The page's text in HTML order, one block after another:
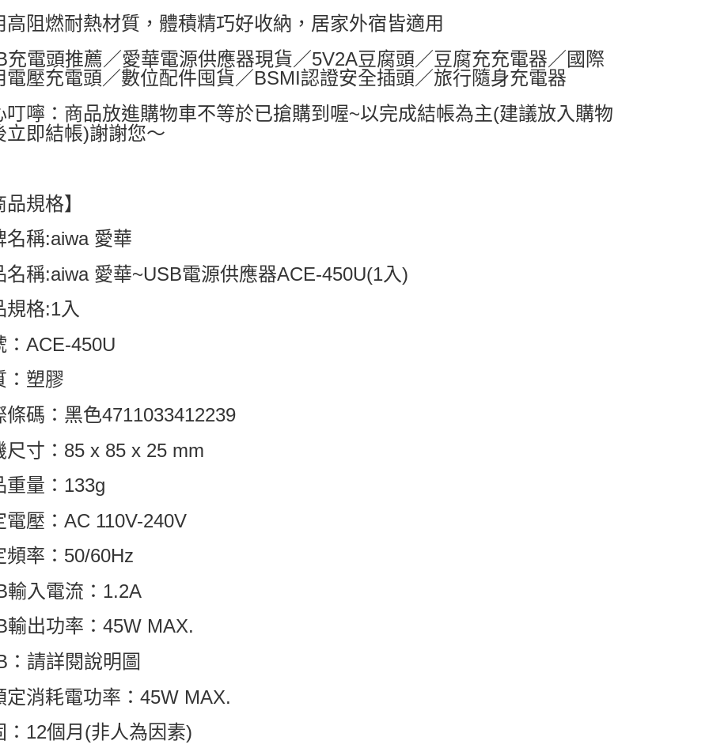
宅配
每筆NT$80，滿NT$799(含以上)免運費
國家/地區配送0330
高阻燃耐熱材質，體積精巧好收納，居家外宿皆適用
充電頭推薦／愛華電源供應器現貨／5V2A豆腐頭／豆腐充充電器／國際
電壓充電頭／數位配件囤貨／BSMI認證安全插頭／旅行隨身充電器
叮嚀：商品放進購物車不等於已搶購到喔~以完成結帳為主(建議放入購物
立即結帳)謝謝您～
品規格】
名稱:aiwa 愛華
名稱:aiwa 愛華~USB電源供應器ACE-450U(1入)
規格:1入
：ACE-450U
：塑膠
條碼：黑色4711033412239
尺寸：85 x 85 x 25 mm
重量：133g
電壓：AC 110V-240V
頻率：50/60Hz
輸入電流：1.2A
輸出功率：45W MAX.
：請詳閱說明圖
定消耗電功率：45W MAX.
：12個月(非人為因素)